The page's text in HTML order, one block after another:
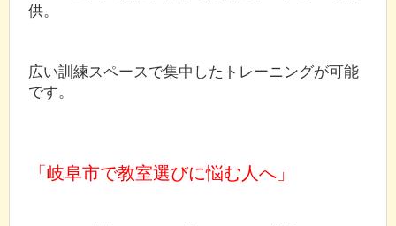
供。
広い訓練スペースで集中したトレーニングが可能
です。
「岐阜市で教室選びに悩む人へ」